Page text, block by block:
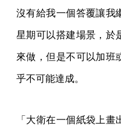
沒有給我一個答覆讓我
星期可以搭建場景，於
來做，但是不可以加班
乎不可能達成。
「大衛在一個紙袋上